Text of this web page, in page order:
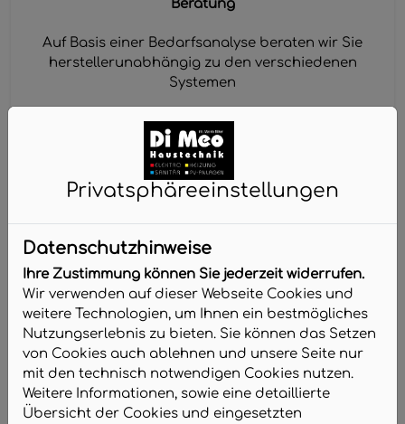
Beratung
Auf Basis einer Bedarfsanalyse beraten wir Sie
herstellerunabhängig zu den verschiedenen
Systemen
Full Service
Wir beschaffen und installieren Ihr System nach
DIN EN 50131
Privatsphäre­einstellungen
Datenschutzhinweise
Ihre Zustimmung können Sie jederzeit widerrufen.
Wir verwenden auf dieser Webseite Cookies und
weitere Technologien, um Ihnen ein bestmögliches
Nutzungserlebnis zu bieten. Sie können das Setzen
von Cookies auch ablehnen und unsere Seite nur
mit den technisch notwendigen Cookies nutzen.
Weitere Informationen, sowie eine detaillierte
Übersicht der Cookies und eingesetzten